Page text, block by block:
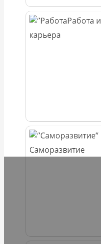
Работа и
карьера
Саморазвитие